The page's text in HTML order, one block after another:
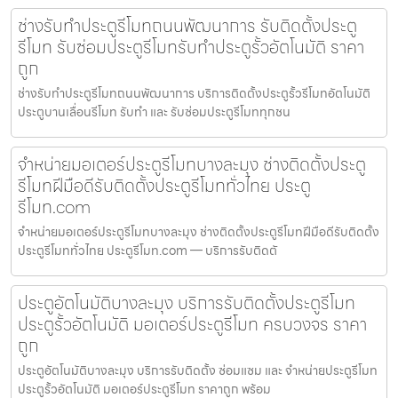
ช่างรับทำประตูรีโมทถนนพัฒนาการ รับติดตั้งประตู
รีโมท รับซ่อมประตูรีโมทรับทำประตูรั้วอัตโนมัติ ราคา
ถูก
ช่างรับทำประตูรีโมทถนนพัฒนาการ บริการติดตั้งประตูรั้วรีโมทอัตโนมัติ
ประตูบานเลื่อนรีโมท รับทำ และ รับซ่อมประตูรีโมททุกชน
จำหน่ายมอเตอร์ประตูรีโมทบางละมุง ช่างติดตั้งประตู
รีโมทฝีมือดีรับติดตั้งประตูรีโมททั่วไทย ประตู
รีโมท.com
จำหน่ายมอเตอร์ประตูรีโมทบางละมุง ช่างติดตั้งประตูรีโมทฝีมือดีรับติดตั้ง
ประตูรีโมททั่วไทย ประตูรีโมท.com — บริการรับติดตั
ประตูอัตโนมัติบางละมุง บริการรับติดตั้งประตูรีโมท
ประตูรั้วอัตโนมัติ มอเตอร์ประตูรีโมท ครบวงจร ราคา
ถูก
ประตูอัตโนมัติบางละมุง บริการรับติดตั้ง ซ่อมแซม และ จำหน่ายประตูรีโมท
ประตูรั้วอัตโนมัติ มอเตอร์ประตูรีโมท ราคาถูก พร้อม